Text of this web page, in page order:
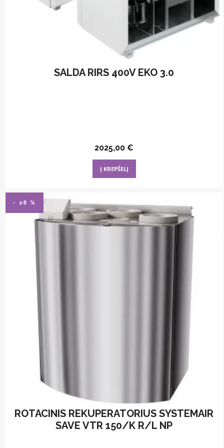
SALDA RIRS 400V EKO 3.0
2025,00 €
Į KREPŠELĮ
- 28 %
ROTACINIS REKUPERATORIUS SYSTEMAIR
SAVE VTR 150/K R/L NP